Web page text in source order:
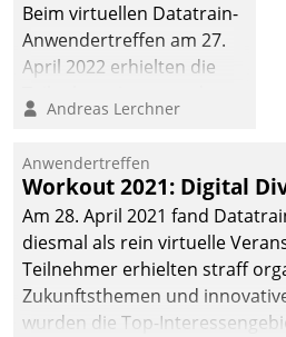
Beim virtuellen Datatrain-
Anwendertreffen am 27.
April 2022 erhielten die
Teilnehmer kurzweilige
Cloud-Strategien und -
Lösungen mit hohem
Zukunftspotenzial.
Andreas Lerchner
Anwendertreffen
Workout 2021: Digital
Am 28. April 2021 fand
diesmal als rein virtuelle
Teilnehmer erhielten straff
Zukunftsthemen und
wurden die Top-